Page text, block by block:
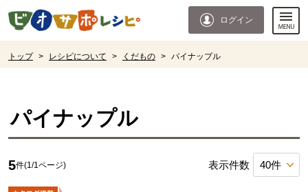
ページの先頭です。
ログイン
トップ > レシピについて > くだもの > パイナップル
パイナップル
5件(1/1ページ) 表示件数